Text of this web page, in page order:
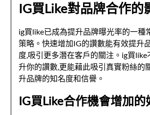
IG買Like對品牌合作的
ig買like已成為提升品牌曝光率的一種
策略。快速增加IG的讚數能有效提升
度,吸引更多潛在客戶的關注。ig買like
升你的讚數,更能藉此吸引真實粉絲的
升品牌的知名度和信譽。
IG買Like合作機會增加的